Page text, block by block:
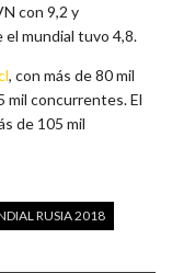
con 9,2 y
mundial tuvo 4,8.
, con más de 80 mil
mil concurrentes. El
de 105 mil
RUSIA 2018